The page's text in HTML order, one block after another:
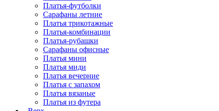
Платья-футболки
Сарафаны летние
Платья трикотажные
Платья-комбинации
Платья-рубашки
Сарафаны офисные
Платья мини
Платья миди
Платья вечерние
Платья с запахом
Платья вязаные
Платья из футера